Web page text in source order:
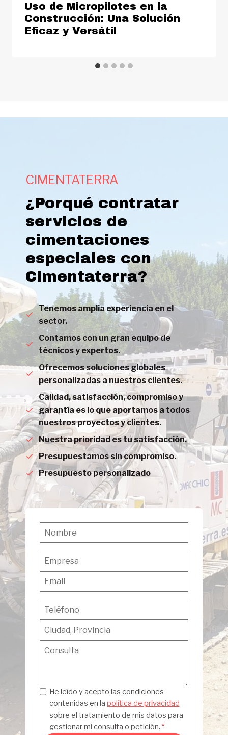
Uso de Micropilotes en la
Construcción: Una Solución
Eficaz y Versátil
CIMENTATERRA
¿Porqué contratar
servicios de
cimentaciones
especiales con
Cimentaterra?
Tenemos amplia experiencia en el
sector.
Contamos con un gran equipo de
técnicos y expertos.
Ofrecemos soluciones globales
personalizadas a nuestros clientes.
Calidad, satisfacción, compromiso y
garantía es lo que aportamos a todos
nuestros proyectos y clientes.
Nuestra prioridad es tu satisfacción.
Presupuestamos sin compromiso.
Presupuesto personalizado
Privacidad
He leído y acepto las condiciones
contenidas en la política de privacidad
sobre el tratamiento de mis datos para
gestionar mi consulta o petición. *